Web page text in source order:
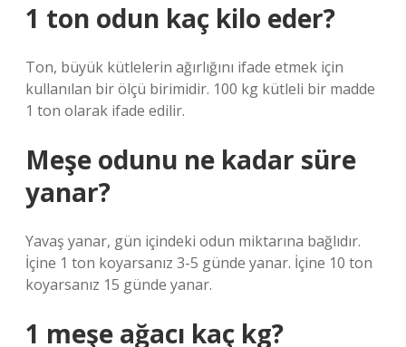
1 ton odun kaç kilo eder?
Ton, büyük kütlelerin ağırlığını ifade etmek için
kullanılan bir ölçü birimidir. 100 kg kütleli bir madde
1 ton olarak ifade edilir.
Meşe odunu ne kadar süre
yanar?
Yavaş yanar, gün içindeki odun miktarına bağlıdır.
İçine 1 ton koyarsanız 3-5 günde yanar. İçine 10 ton
koyarsanız 15 günde yanar.
1 meşe ağacı kaç kg?